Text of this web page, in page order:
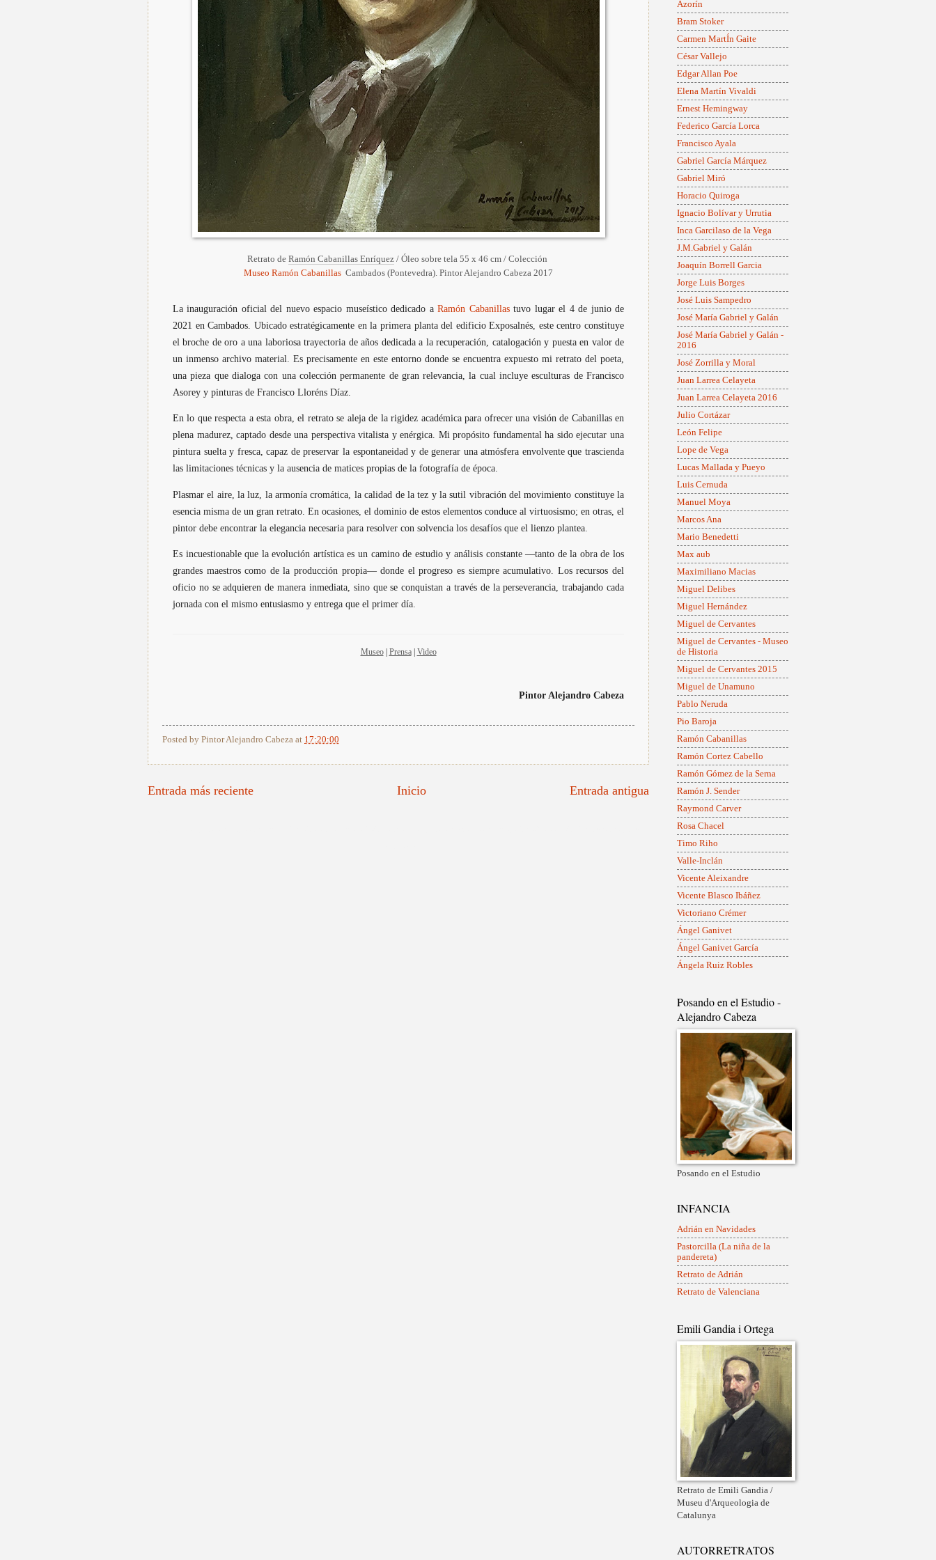
Retrato de Ramón Cabanillas Enríquez / Óleo sobre tela 55 x 46 cm / Colección
Museo Ramón Cabanillas Cambados (Pontevedra). Pintor Alejandro Cabeza 2017
La inauguración oficial del nuevo espacio museístico dedicado aRamón Cabanillastuvo lugar el 4 de junio de
2021 en Cambados. Ubicado estratégicamente en la primera planta del edificio Exposalnés, este centro constituye
el broche de oro a una laboriosa trayectoria de años dedicada a la recuperación, catalogación y puesta en valor de
un inmenso archivo material. Es precisamente en este entorno donde se encuentra expuesto mi retrato del poeta,
una pieza que dialoga con una colección permanente de gran relevancia, la cual incluye esculturas de Francisco
Asorey y pinturas de Francisco Lloréns Díaz.
En lo que respecta a esta obra, el retrato se aleja de la rigidez académica para ofrecer una visión de Cabanillas en
plena madurez, captado desde una perspectiva vitalista y enérgica. Mi propósito fundamental ha sido ejecutar una
pintura suelta y fresca, capaz de preservar la espontaneidad y de generar una atmósfera envolvente que trascienda
las limitaciones técnicas y la ausencia de matices propias de la fotografía de época.
Plasmar el aire, la luz, la armonía cromática, la calidad de la tez y la sutil vibración del movimiento constituye la
esencia misma de un gran retrato. En ocasiones, el dominio de estos elementos conduce al virtuosismo; en otras, el
pintor debe encontrar la elegancia necesaria para resolver con solvencia los desafíos que el lienzo plantea.
Es incuestionable que la evolución artística es un camino de estudio y análisis constante —tanto de la obra de los
grandes maestros como de la producción propia— donde el progreso es siempre acumulativo. Los recursos del
oficio no se adquieren de manera inmediata, sino que se conquistan a través de la perseverancia, trabajando cada
jornada con el mismo entusiasmo y entrega que el primer día.
Museo| Prensa| Video
Pintor Alejandro Cabeza
Posted by Pintor Alejandro Cabeza at 17:20:00
Entrada más reciente Entrada antigua
Inicio
Azorín
Bram Stoker
Carmen MartÍn Gaite
César Vallejo
Edgar Allan Poe
Elena Martín Vivaldi
Ernest Hemingway
Federico García Lorca
Francisco Ayala
Gabriel García Márquez
Gabriel Miró
Horacio Quiroga
Ignacio Bolívar y Urrutia
Inca Garcilaso de la Vega
J.M.Gabriel y Galán
Joaquín Borrell Garcia
Jorge Luis Borges
José Luis Sampedro
José María Gabriel y Galán
José María Gabriel y Galán -
2016
José Zorrilla y Moral
Juan Larrea Celayeta
Juan Larrea Celayeta 2016
Julio Cortázar
León Felipe
Lope de Vega
Lucas Mallada y Pueyo
Luis Cernuda
Manuel Moya
Marcos Ana
Mario Benedetti
Max aub
Maximiliano Macias
Miguel Delibes
Miguel Hernández
Miguel de Cervantes
Miguel de Cervantes - Museo
de Historia
Miguel de Cervantes 2015
Miguel de Unamuno
Pablo Neruda
Pio Baroja
Ramón Cabanillas
Ramón Cortez Cabello
Ramón Gómez de la Serna
Ramón J. Sender
Raymond Carver
Rosa Chacel
Timo Riho
Valle-Inclán
Vicente Aleixandre
Vicente Blasco Ibáñez
Victoriano Crémer
Ángel Ganivet
Ángel Ganivet García
Ángela Ruiz Robles
Posando en el Estudio -
Alejandro Cabeza
Posando en el Estudio
INFANCIA
Adrián en Navidades
Pastorcilla (La niña de la
pandereta)
Retrato de Adrián
Retrato de Valenciana
Emili Gandia i Ortega
Retrato de Emili Gandia /
Museu d'Arqueologia de
Catalunya
AUTORRETRATOS